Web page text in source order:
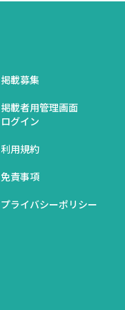
掲載募集
掲載者用管理画面
ログイン
利用規約
免責事項
プライバシーポリシー